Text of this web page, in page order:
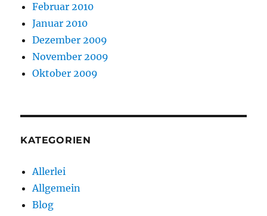
Februar 2010
Januar 2010
Dezember 2009
November 2009
Oktober 2009
KATEGORIEN
Allerlei
Allgemein
Blog